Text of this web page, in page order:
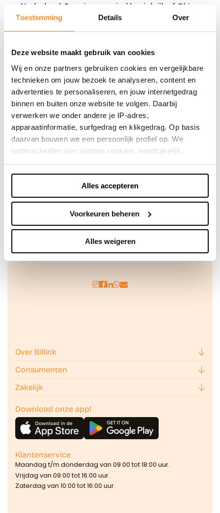
Toestemming Details Over
Deze website maakt gebruik van cookies
Wij en onze partners gebruiken cookies en vergelijkbare
technieken om jouw bezoek te analyseren, content en
advertenties te personaliseren, en jouw internetgedrag
binnen en buiten onze website te volgen. Daarbij
verwerken we onder andere je IP-adres,
apparaatinformatie, surfgedrag en klikgedrag. Op basis
daarvan bouwen we een persoonlijk profiel op. We
onderscheiden vier soorten cookies: noodzakelijk,
voorkeuren, statistieken en marketing. Alleen
noodzakelijke cookies plaatsen we zonder toestemming.
Je kunt alle cookies accepteren, weigeren, of zelf kiezen
via "Voorkeuren beheren". Je keuze kun je op elk
moment wijzigen of intrekken via de zwevende knop
en
kunnen ontvangen en verwerken.
Alles accepteren
Voorkeuren beheren
Alles weigeren
Nederland, Spanje, verenigd koninkrijk of China
geleverd. Door onze uitgebreide collectie continu
aan te passen en aan te vullen met de laatste
mogelijke prijzen.
Direct shoppen
Naar winkels
Achteraf betalen doe je veilig en
vertrouwd met Billink!
Over Billink
Consumenten
Zakelijk
Download onze app!
Klantenservice
Maandag t/m donderdag van 09:00 tot 18:00 uur.
Vrijdag van 09:00 tot 16:00 uur.
Zaterdag van 10:00 tot 16:00 uur.